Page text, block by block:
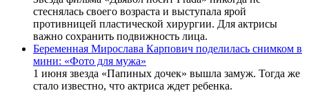
стеснялась своего возраста и выступала ярой
противницей пластической хирургии. Для актрисы
важно сохранить подвижность лица.
Беременная Мирослава Карпович поделилась снимком в
мини: «Фото для мужа»
1 июня звезда «Папиных дочек» вышла замуж. Тогда же
стало известно, что актриса ждет ребенка.